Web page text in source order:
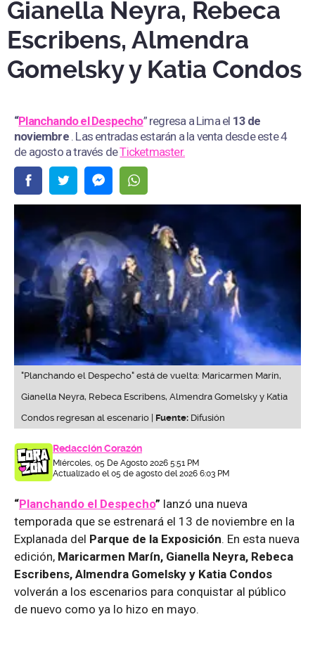
Gianella Neyra, Rebeca
Escribens, Almendra
Gomelsky y Katia Condos
“Planchando el Despecho” regresa a Lima el 13 de
noviembre . Las entradas estarán a la venta desde este 4
de agosto a través deTicketmaster.
"Planchando el Despecho" está de vuelta: Maricarmen Marín,
Gianella Neyra, Rebeca Escribens, Almendra Gomelsky y Katia
Condos regresan al escenario | Fuente: Difusión
Redacción Corazón
Miércoles, 05 De Agosto 2026 5:51 PM
Actualizado el 05 de agosto del 2026 6:03 PM
“Planchando el Despecho” lanzó una nueva
temporada que se estrenará el 13 de noviembre en la
Explanada del Parque de la Exposición. En esta nueva
edición, Maricarmen Marín, Gianella Neyra, Rebeca
Escribens, Almendra Gomelsky y Katia Condos
volverán a los escenarios para conquistar al público
de nuevo como ya lo hizo en mayo.